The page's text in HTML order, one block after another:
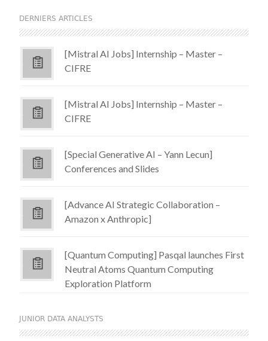
DERNIERS ARTICLES
[Mistral AI Jobs] Internship – Master –
CIFRE
[Mistral AI Jobs] Internship – Master –
CIFRE
[Special Generative AI – Yann Lecun]
Conferences and Slides
[Advance AI Strategic Collaboration –
Amazon x Anthropic]
[Quantum Computing] Pasqal launches First
Neutral Atoms Quantum Computing
Exploration Platform
JUNIOR DATA ANALYSTS